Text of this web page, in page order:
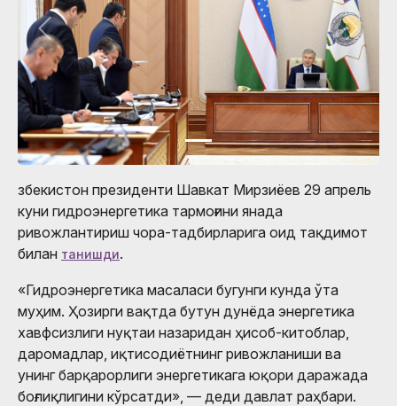
збекистон президенти Шавкат Мирзиёев 29 апрель
куни гидроэнергетика тармоғини янада
ривожлантириш чора-тадбирларига оид тақдимот
билан танишди.
«Гидроэнергетика масаласи бугунги кунда ўта
муҳим. Ҳозирги вақтда бутун дунёда энергетика
хавфсизлиги нуқтаи назаридан ҳисоб-китоблар,
даромадлар, иқтисодиётнинг ривожланиши ва
унинг барқарорлиги энергетикага юқори даражада
боғлиқлигини кўрсатди», — деди давлат раҳбари.